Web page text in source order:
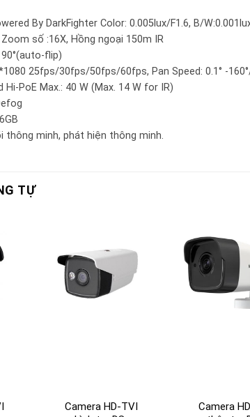
By DarkFighter Color: 0.005lux/F1.6, B/
số :16X, Hồng ngoại 150m IR
flip)
25fps/30fps/50fps/60fps, Pan Speed: 0.1° -
Hi-PoE Max.: 40 W (Max. 14 W for IR)
thông minh, phát hiện thông minh.
TỰ
Camera HD-TVI
Camera HD-TVI